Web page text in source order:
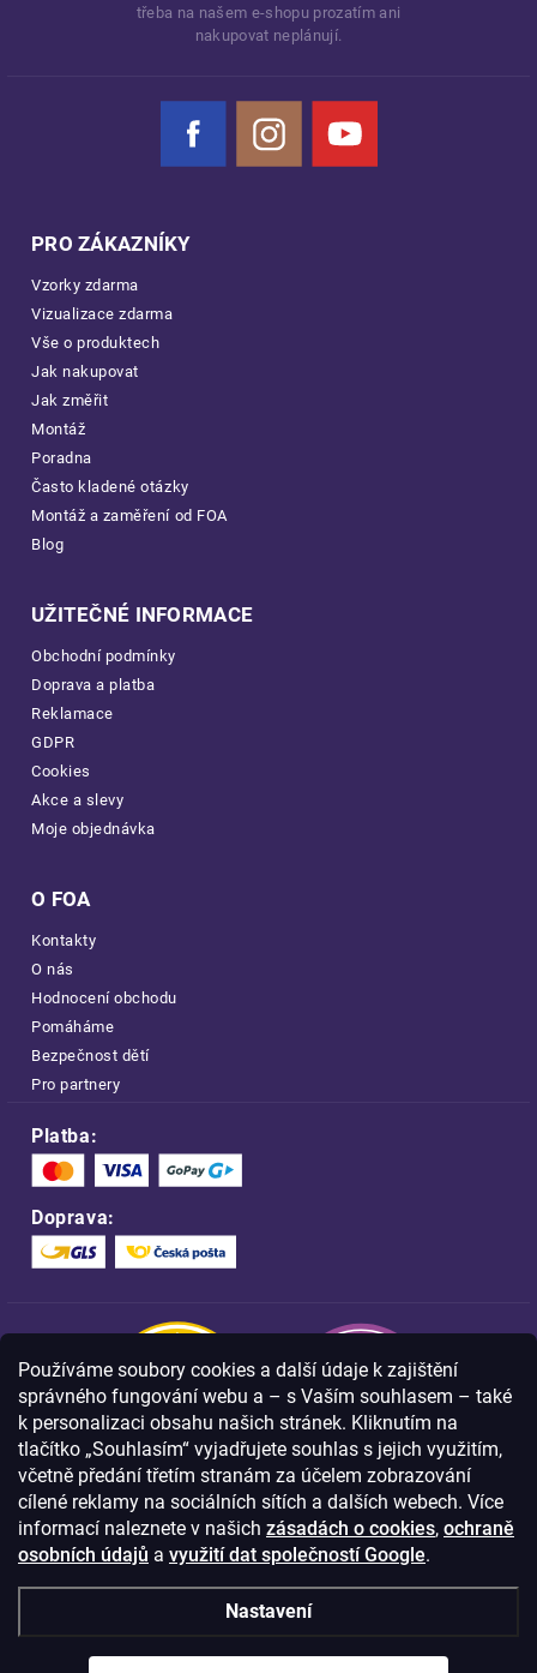
Používáme soubory cookies a další údaje k zajištění
správného fungování webu a – s Vaším souhlasem – také
k personalizaci obsahu našich stránek. Kliknutím na
tlačítko „Souhlasím“ vyjadřujete souhlas s jejich využitím,
včetně předání třetím stranám za účelem zobrazování
cílené reklamy na sociálních sítích a dalších webech. Více
informací naleznete v našich zásadách o cookies, ochraně
osobních údajů a využití dat společností Google.
Nastavení
třeba na našem e-shopu prozatím ani
nakupovat neplánují.
Facebook Instagram YouTube
PRO ZÁKAZNÍKY
Vzorky zdarma
Vizualizace zdarma
Vše o produktech
Jak nakupovat
Jak změřit
Montáž
Poradna
Často kladené otázky
Montáž a zaměření od FOA
Blog
UŽITEČNÉ INFORMACE
Obchodní podmínky
Doprava a platba
Reklamace
GDPR
Cookies
Akce a slevy
Moje objednávka
O FOA
Kontakty
O nás
Hodnocení obchodu
Pomáháme
Bezpečnost dětí
Pro partnery
Platba:
Doprava:
Nakupujte na FOA bezpečně a bez obav.
Díky HTTPS protokolu jsou Vaše citlivá
data v naprostém bezpečí.
© Copyright2026Westlogic s.r.o.,
Olomoucká 267/29, Opava, 746 01